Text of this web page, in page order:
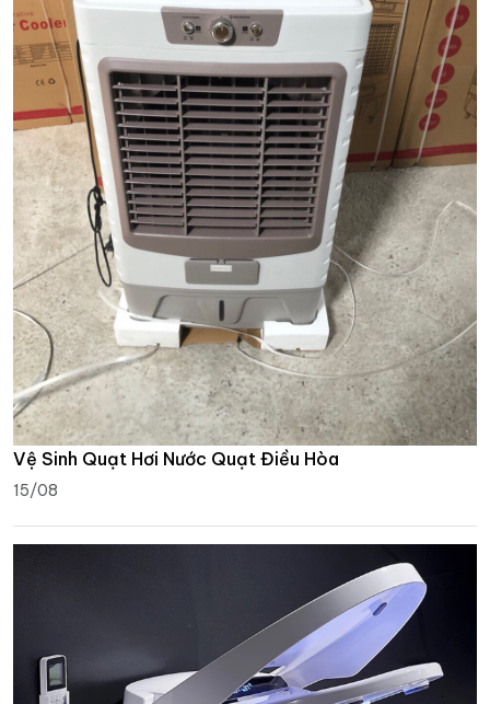
Vệ Sinh Quạt Hơi Nước Quạt Điều Hòa
15/08